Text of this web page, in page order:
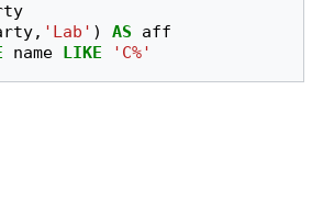
, 'Lab' ) AS
aff
name LIKE 'C%'